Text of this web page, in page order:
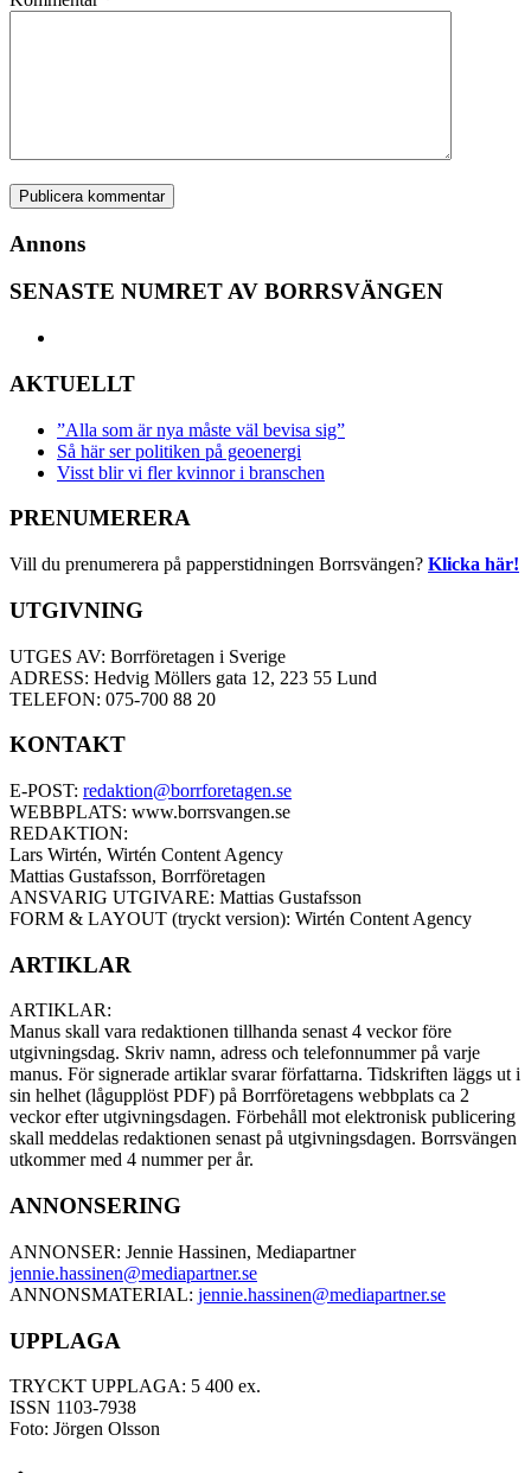
Annons
SENASTE NUMRET AV BORRSVÄNGEN
AKTUELLT
”Alla som är nya måste väl bevisa sig”
Så här ser politiken på geoenergi
Visst blir vi fler kvinnor i branschen
PRENUMERERA
Vill du prenumerera på papperstidningen Borrsvängen? Klicka här!
UTGIVNING
UTGES AV: Borrföretagen i Sverige
ADRESS: Hedvig Möllers gata 12, 223 55 Lund
TELEFON: 075-700 88 20
KONTAKT
E-POST: redaktion@borrforetagen.se
WEBBPLATS: www.borrsvangen.se
REDAKTION:
Lars Wirtén, Wirtén Content Agency
Mattias Gustafsson, Borrföretagen
ANSVARIG UTGIVARE: Mattias Gustafsson
FORM & LAYOUT (tryckt version): Wirtén Content Agency
ARTIKLAR
ARTIKLAR:
Manus skall vara redaktionen tillhanda senast 4 veckor före
utgivningsdag. Skriv namn, adress och telefonnummer på varje
manus. För signerade artiklar svarar författarna. Tidskriften läggs ut i
sin helhet (lågupplöst PDF) på Borrföretagens webbplats ca 2
veckor efter utgivningsdagen. Förbehåll mot elektronisk publicering
skall meddelas redaktionen senast på utgivningsdagen. Borrsvängen
utkommer med 4 nummer per år.
ANNONSERING
ANNONSER: Jennie Hassinen, Mediapartner
jennie.hassinen@mediapartner.se
ANNONSMATERIAL: jennie.hassinen@mediapartner.se
UPPLAGA
TRYCKT UPPLAGA: 5 400 ex.
ISSN 1103-7938
Foto: Jörgen Olsson